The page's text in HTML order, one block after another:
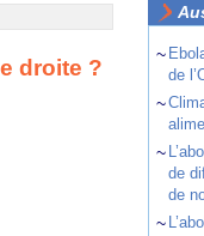
droite ?
~
de
~
~
de
de
~